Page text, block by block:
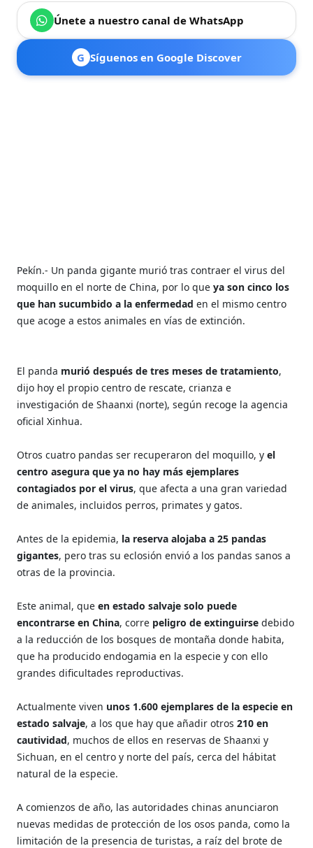
Únete a nuestro canal de WhatsApp
G Síguenos en Google Discover
Pekín.- Un panda gigante murió tras contraer el virus del
moquillo en el norte de China, por lo queya son cinco los
que han sucumbido a la enfermedad en el mismo centro
que acoge a estos animales en vías de extinción.
El panda murió después de tres meses de tratamiento,
dijo hoy el propio centro de rescate, crianza e
investigación de Shaanxi (norte), según recoge la agencia
oficial Xinhua.
Otros cuatro pandas ser recuperaron del moquillo, yel
centro asegura que ya no hay más ejemplares
contagiados por el virus, que afecta a una gran variedad
de animales, incluidos perros, primates y gatos.
Antes de la epidemia, la reserva alojaba a 25 pandas
gigantes, pero tras su eclosión envió a los pandas sanos a
otras de la provincia.
Este animal, queen estado salvaje solo puede
encontrarse en China, corre peligro de extinguirsedebido
a la reducción de los bosques de montaña donde habita,
que ha producido endogamia en la especie y con ello
grandes dificultades reproductivas.
Actualmente viven unos 1.600 ejemplares de la especie en
estado salvaje, a los que hay que añadir otros210 en
cautividad, muchos de ellos en reservas de Shaanxi y
Sichuan, en el centro y norte del país, cerca del hábitat
natural de la especie.
A comienzos de año, las autoridades chinas anunciaron
nuevas medidas de protección de los osos panda, como la
limitación de la presencia de turistas, a raíz del brote de